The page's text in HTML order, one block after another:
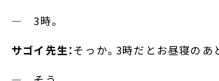
― 3時。
サゴイ先生：そっか。3時だとお昼寝のあ